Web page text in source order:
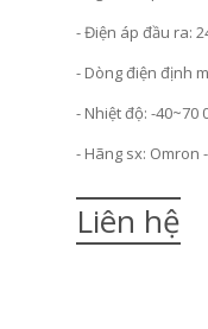
- Điện áp đầu ra:
- Dòng điện định
- Nhiệt độ: -40~70
- Hãng sx: Omron
Liên hệ